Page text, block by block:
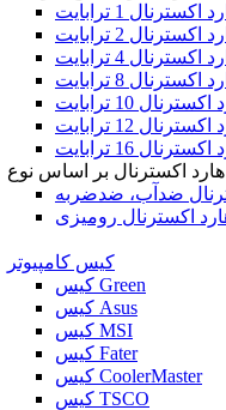
اکسترنال 1 ترابایت
اکسترنال 2 ترابایت
اکسترنال 4 ترابایت
اکسترنال 8 ترابایت
10 ترابایت
12 ترابایت
16 ترابایت
هارد اکسترنال بر اساس نوع
ضدآب، ضدضربه
اکسترنال رومیزی
کیس کامپیوتر
کیس Green
کیس Asus
کیس MSI
کیس Fater
کیس CoolerMaster
کیس TSCO